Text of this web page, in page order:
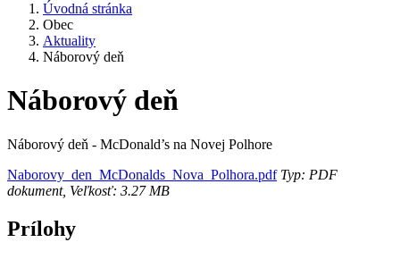
Úvodná stránka
Obec
Aktuality
Náborový deň
Náborový deň
Náborový deň - McDonald’s na Novej Polhore
Naborovy_den_McDonalds_Nova_Polhora.pdfTyp: PDF
dokument, Veľkosť: 3.27 MB
Prílohy